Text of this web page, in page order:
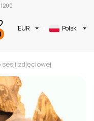
EUR Polski
sesji zdjęciowej